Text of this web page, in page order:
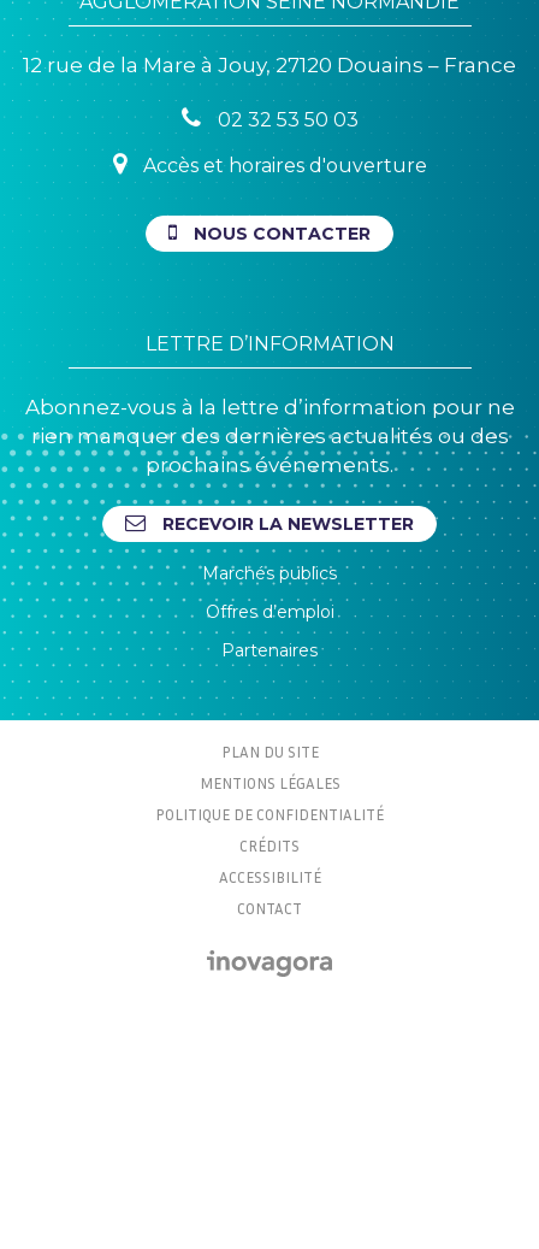
compte
Facebook
compte
Twitter
compte
Instagram
compte
Linkedin
chaîne
Youtube
12 rue de la Mare à Jouy, 27120 Douains – France
02 32 53 50 03
Accès et horaires d'ouverture
NOUS CONTACTER
LETTRE D’INFORMATION
Abonnez-vous à la lettre d’information pour ne
rien manquer des dernières actualités ou des
prochains événements.
RECEVOIR LA NEWSLETTER
Marchés publics
Offres d’emploi
Partenaires
PLAN DU SITE
MENTIONS LÉGALES
POLITIQUE DE CONFIDENTIALITÉ
CRÉDITS
ACCESSIBILITÉ
CONTACT